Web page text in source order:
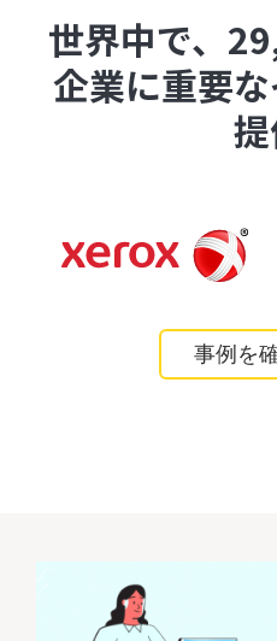
世界中で、
企業に重要
事例を